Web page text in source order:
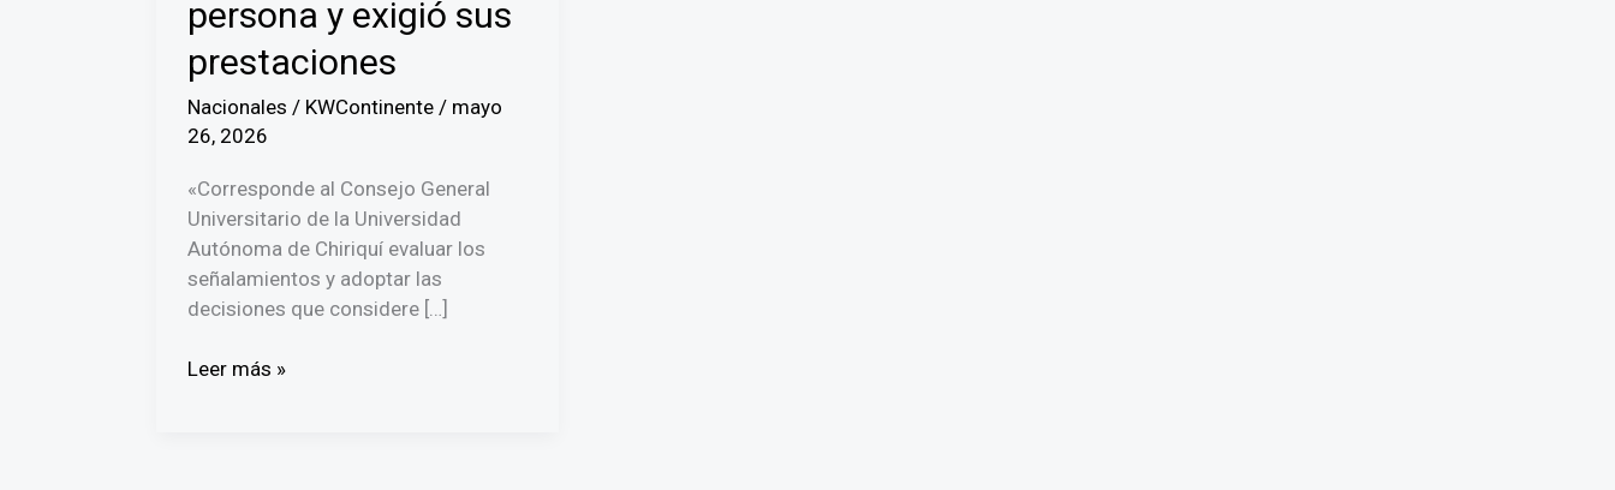
persona y exigió sus
prestaciones
Nacionales / KWContinente / mayo
26, 2026
«Corresponde al Consejo General
Universitario de la Universidad
Autónoma de Chiriquí evaluar los
señalamientos y adoptar las
decisiones que considere […]
¡MEDUCA
Leer más »